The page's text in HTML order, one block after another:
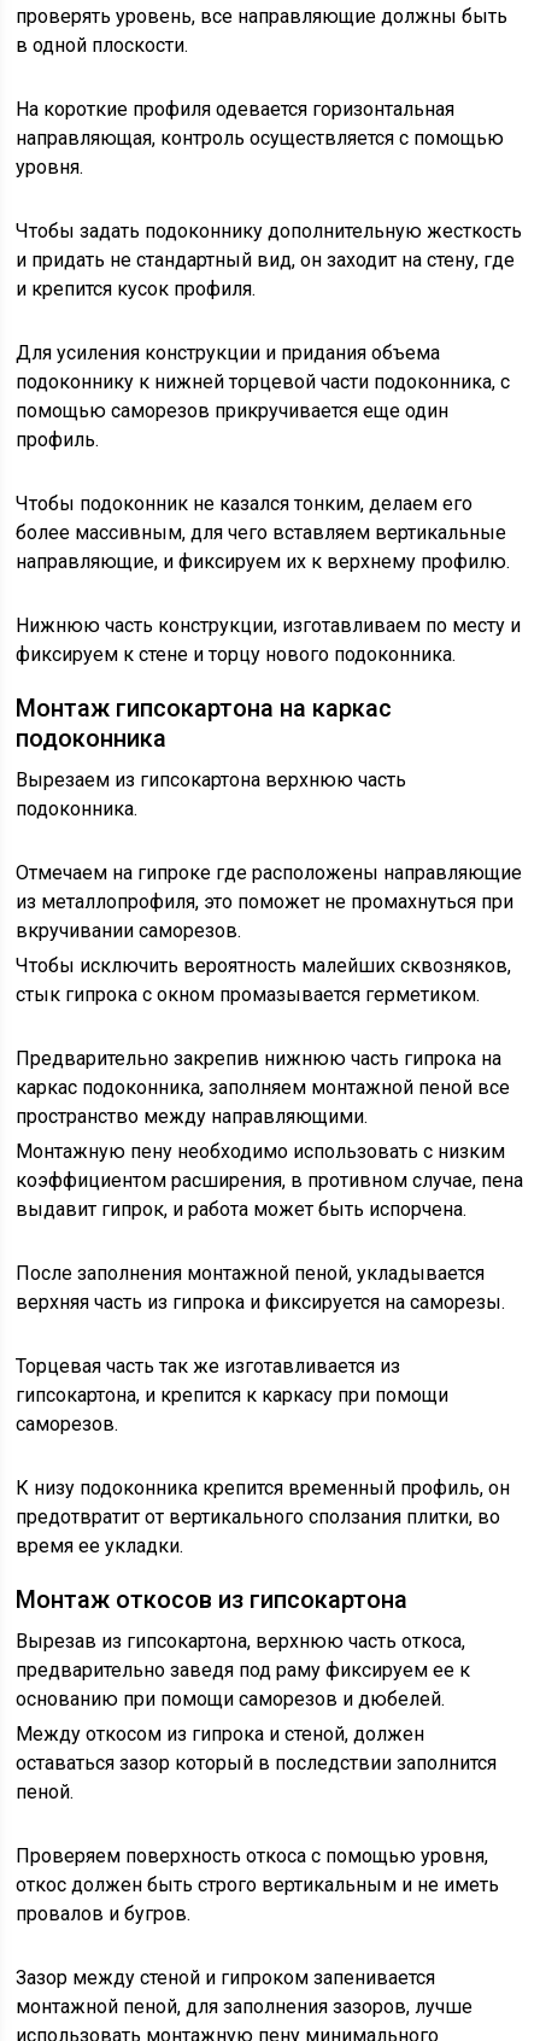
проверять уровень, все направляющие должны быть
в одной плоскости.
На короткие профиля одевается горизонтальная
направляющая, контроль осуществляется с помощью
уровня.
Чтобы задать подоконнику дополнительную жесткость
и придать не стандартный вид, он заходит на стену, где
и крепится кусок профиля.
Для усиления конструкции и придания объема
подоконнику к нижней торцевой части подоконника, с
помощью саморезов прикручивается еще один
профиль.
Чтобы подоконник не казался тонким, делаем его
более массивным, для чего вставляем вертикальные
направляющие, и фиксируем их к верхнему профилю.
Нижнюю часть конструкции, изготавливаем по месту и
фиксируем к стене и торцу нового подоконника.
Монтаж гипсокартона на каркас
подоконника
Вырезаем из гипсокартона верхнюю часть
подоконника.
Отмечаем на гипроке где расположены направляющие
из металлопрофиля, это поможет не промахнуться при
вкручивании саморезов.
Чтобы исключить вероятность малейших сквозняков,
стык гипрока с окном промазывается герметиком.
Предварительно закрепив нижнюю часть гипрока на
каркас подоконника, заполняем монтажной пеной все
пространство между направляющими.
Монтажную пену необходимо использовать с низким
коэффициентом расширения, в противном случае, пена
выдавит гипрок, и работа может быть испорчена.
После заполнения монтажной пеной, укладывается
верхняя часть из гипрока и фиксируется на саморезы.
Торцевая часть так же изготавливается из
гипсокартона, и крепится к каркасу при помощи
саморезов.
К низу подоконника крепится временный профиль, он
предотвратит от вертикального сползания плитки, во
время ее укладки.
Монтаж откосов из гипсокартона
Вырезав из гипсокартона, верхнюю часть откоса,
предварительно заведя под раму фиксируем ее к
основанию при помощи саморезов и дюбелей.
Между откосом из гипрока и стеной, должен
оставаться зазор который в последствии заполнится
пеной.
Проверяем поверхность откоса с помощью уровня,
откос должен быть строго вертикальным и не иметь
провалов и бугров.
Зазор между стеной и гипроком запенивается
монтажной пеной, для заполнения зазоров, лучше
использовать монтажную пену минимального